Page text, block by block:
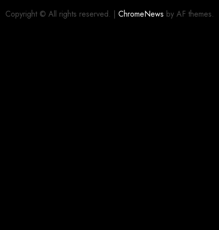
Copyright © All rights reserved. | ChromeNews by AF themes.